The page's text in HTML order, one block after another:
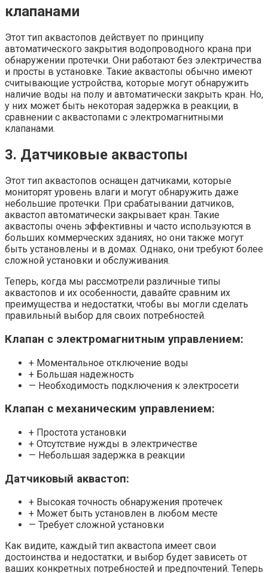
клапанами
Этот тип аквастопов действует по принципу
автоматического закрытия водопроводного крана при
обнаружении протечки. Они работают без электричества
и просты в установке. Такие аквастопы обычно имеют
считывающие устройства, которые могут обнаружить
наличие воды на полу и автоматически закрыть кран. Но,
у них может быть некоторая задержка в реакции, в
сравнении с аквастопами с электромагнитными
клапанами.
3. Датчиковые аквастопы
Этот тип аквастопов оснащен датчиками, которые
мониторят уровень влаги и могут обнаружить даже
небольшие протечки. При срабатывании датчиков,
аквастоп автоматически закрывает кран. Такие
аквастопы очень эффективны и часто используются в
больших коммерческих зданиях, но они также могут
быть установлены и в домах. Однако, они требуют более
сложной установки и обслуживания.
Теперь, когда мы рассмотрели различные типы
аквастопов и их особенности, давайте сравним их
преимущества и недостатки, чтобы вы могли сделать
правильный выбор для своих потребностей.
Клапан с электромагнитным управлением:
+ Моментальное отключение воды
+ Большая надежность
— Необходимость подключения к электросети
Клапан с механическим управлением:
+ Простота установки
+ Отсутствие нужды в электричестве
— Небольшая задержка в реакции
Датчиковый аквастоп:
+ Высокая точность обнаружения протечек
+ Может быть установлен в любом месте
— Требует сложной установки
Как видите, каждый тип аквастопа имеет свои
достоинства и недостатки, и выбор будет зависеть от
ваших конкретных потребностей и предпочтений. Теперь